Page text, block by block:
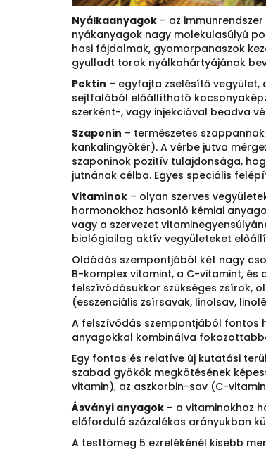
Nyálkaanyagok – az
nyákanyagok nagy molekulasúlyú
hasi fájdalmak, gyomorpanaszok
gyulladt torok nyálkahártyájának
Pektin – egyfajta zselésítő
sejtfalából előállítható
szerként-, vagy injekcióval beadva
Szaponin – természetes
kankalingyökér). A vérbe jutva
szaponinok pozitív tulajdonsága,
jutnának célba. Egyes speciális
Vitaminok – olyan szerves
hormonokhoz hasonló kémiai
vagy a szervezet
biológiailag aktív vegyületeket
Oldódás szempontjából két nagy
B-komplex vitamint, a C-vitamint,
felszívódásukkor szükséges zsírok,
(esszenciális zsírsavak, linolsav,
A felszívódás szempontjából fontos
anyagokkal kombinálva
Egy fontos és relatíve új kutatási
szabad gyökök megkötésének
vitamin), az aszkorbin-sav (C-
Ásványi anyagok – a vitaminokhoz
előforduló százalékos arányukban
A testtömeg 5 ezrelékénél kisebb